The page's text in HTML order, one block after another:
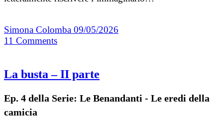
Simona Colomba 09/05/2026
11 Comments
La busta – II parte
Ep. 4 della Serie: Le Benandanti - Le eredi della
camicia